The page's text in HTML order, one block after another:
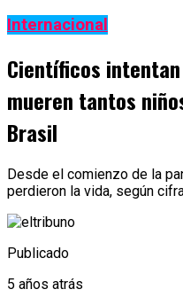
Internacional
Científicos
mueren tantos
Brasil
Desde el comienzo de la
perdieron la vida, según
Publicado
5 años atrás